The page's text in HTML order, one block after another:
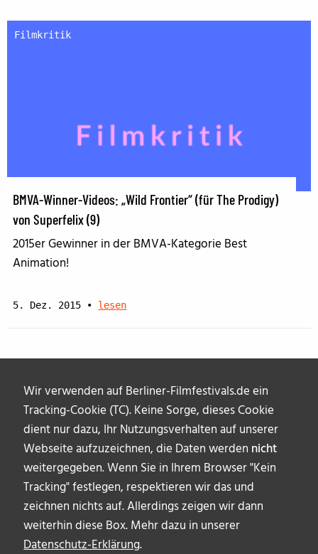
Wir verwenden auf Berliner-Filmfestivals.de ein
Tracking-Cookie (TC). Keine Sorge, dieses Cookie
dient nur dazu, Ihr Nutzungsverhalten auf unserer
Webseite aufzuzeichnen, die Daten werden nicht
weitergegeben. Wenn Sie in Ihrem Browser "Kein
Tracking" festlegen, respektieren wir das und
zeichnen nichts auf. Allerdings zeigen wir dann
weiterhin diese Box. Mehr dazu in unserer
Datenschutz-Erklärung.
Filmkritik
BMVA-Winner-Videos: „Wild Frontier“ (für The Prodigy)
von Superfelix (9)
2015er Gewinner in der BMVA-Kategorie Best
Animation!
5. Dez. 2015 • lesen
Archive